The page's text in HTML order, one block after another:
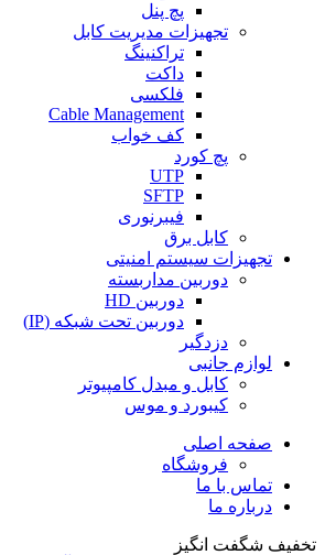
پچ پنل
تجهیزات مدیریت کابل
تراکنینگ
داکت
فلکسی
Cable Management
کف خواب
پچ کورد
UTP
SFTP
فیبرنوری
کابل برق
تجهیزات سیستم امنیتی
دوربین مداربسته
دوربین HD
دوربین تحت شبکه (IP)
دزدگیر
لوازم جانبی
کابل و مبدل کامپیوتر
کیبورد و موس
صفحه اصلی
فروشگاه
تماس با ما
درباره ما
تخفیف شگفت انگیز